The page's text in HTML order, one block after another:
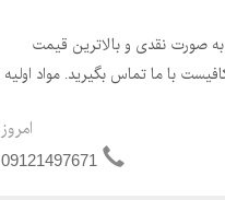
به صورت نقدی و بالاترین قیمت
با ما تماس بگیرید. مواد اولیه
امروز
09121497671